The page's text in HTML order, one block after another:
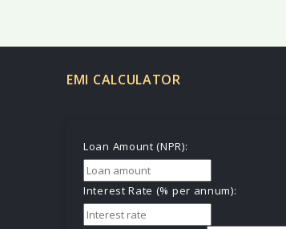
EMI CALCULATOR
Loan Amount (NPR):
Interest Rate (% per annum):